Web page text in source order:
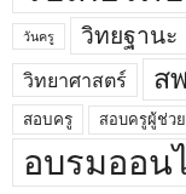
วันครู วิทยฐานะ
วิทยาศาสตร์ ส
สอบครู สอบครูผู้ช่วย
อบรมออน